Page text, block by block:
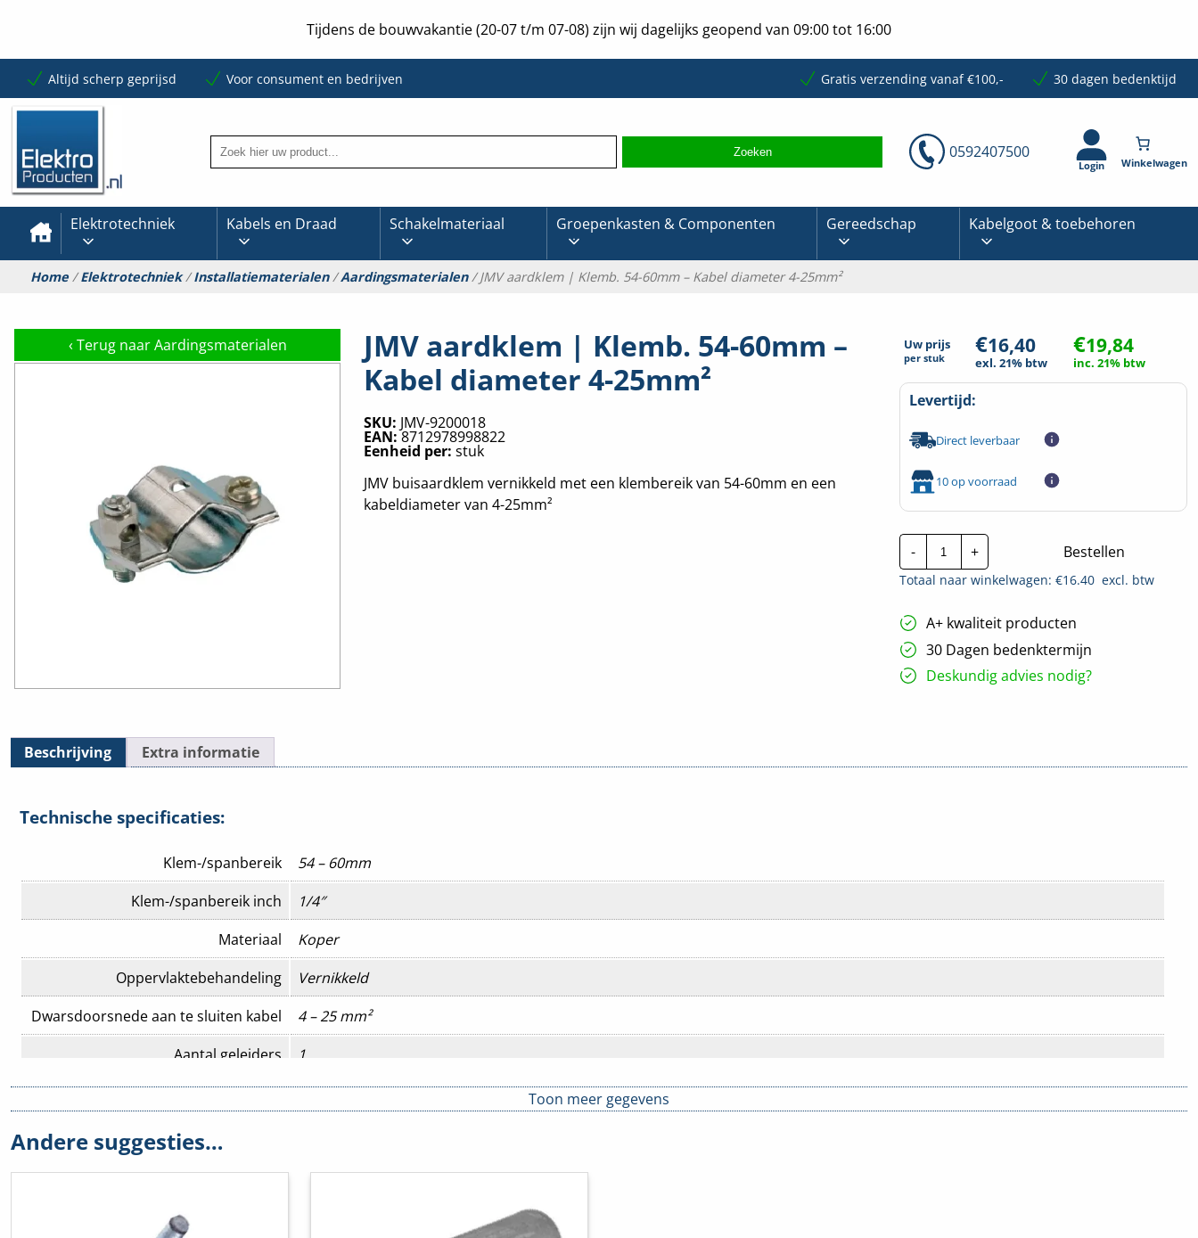
Tijdens de bouwvakantie (20-07 t/m 07-08) zijn wij dagelijks geopend van 09:00 tot 16:00
Altijd scherp geprijsd Voor consument en bedrijven Gratis verzending vanaf €100,- 30 dagen bedenktijd
0592407500
Login
Elektrotechniek Kabels en Draad Schakelmateriaal Groepenkasten & Componenten Gereedschap Kabelgoot & toebehoren
Home/Elektrotechniek/Installatiematerialen/Aardingsmaterialen/ JMV aardklem | Klemb. 54-60mm – Kabel diameter 4-25mm²
‹ Terug naar Aardingsmaterialen
JMV aardklem | Klemb. 54-60mm –
Kabel diameter 4-25mm²
SKU: JMV-9200018
EAN:8712978998822
Eenheid per: stuk
JMV buisaardklem vernikkeld met een klembereik van 54-60mm en een
kabeldiameter van 4-25mm²
Uw prijs
per stuk €16,40
exl. 21% btw
€19,84
inc. 21% btw
Levertijd:
Direct leverbaar
10 op voorraad
-
JMV
aardklem
|
Klemb.
60mm
-
Kabel
diameter
4-
25mm²
+ Bestellen
Totaal naar winkelwagen: €16.40excl. btw
A+ kwaliteit producten
30 Dagen bedenktermijn
Deskundig advies nodig?
Beschrijving Extra informatie
Technische specificaties:
Klem-/spanbereik
54 – 60mm
Klem-/spanbereik inch
1/4″
Materiaal
Koper
Oppervlaktebehandeling
Vernikkeld
Dwarsdoorsnede aan te sluiten kabel
4 – 25 mm²
Aantal geleiders
1
Food Contact Material
Nee
Toon meer gegevens
Andere suggesties…